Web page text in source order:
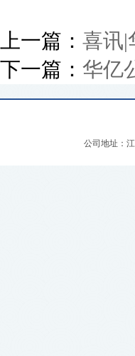
上一篇： 喜讯|
下一篇： 华亿
公司地址：